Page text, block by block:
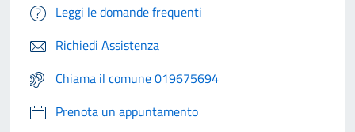
Leggi le domande frequenti
Richiedi Assistenza
Chiama il comune 019675694
Prenota un appuntamento